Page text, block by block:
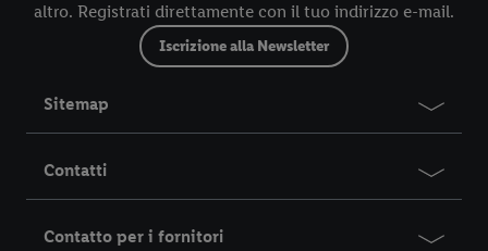
altro. Registrati direttamente con il tuo indirizzo e-mail.
Iscrizione alla Newsletter
Sitemap
Contatti
Contatto per i fornitori